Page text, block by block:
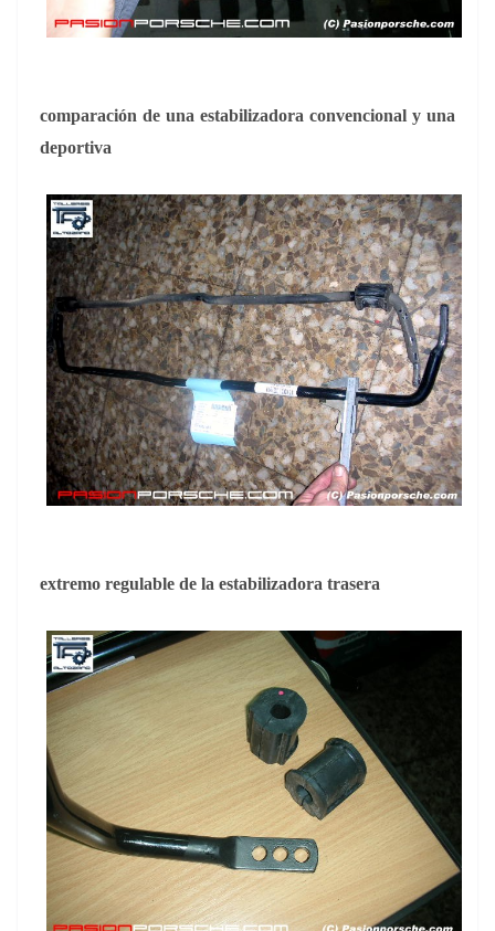
comparación de una estabilizadora convencional y una
deportiva
extremo regulable de la estabilizadora trasera